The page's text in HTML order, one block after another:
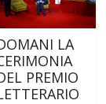
LA
PREMIO